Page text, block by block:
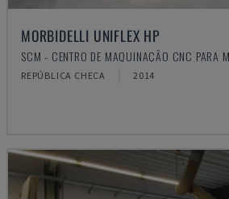
MORBIDELLI UNIFLEX HP
SCM - CENTRO DE MAQUINAÇÃO CNC PARA
REPÚBLICA CHECA 2014